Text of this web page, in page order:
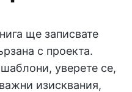
ще записвате
с проекта.
уверете се,
изисквания,